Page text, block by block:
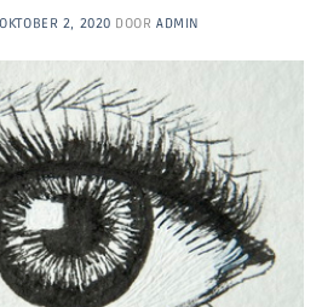
OKTOBER 2, 2020 DOORADMIN